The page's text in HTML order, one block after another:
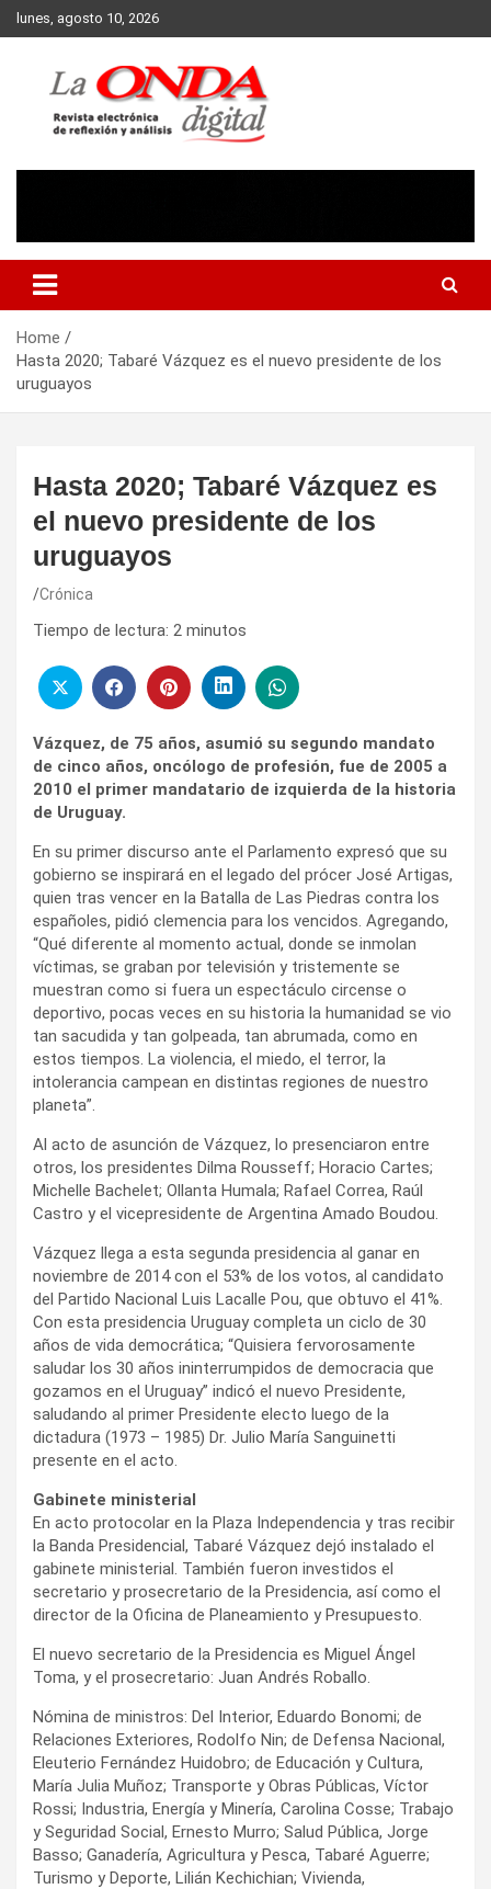
Skip
to
lunes, agosto 10, 2026
Home
Hasta 2020; Tabaré Vázquez es el nuevo presidente de los
uruguayos
Hasta 2020; Tabaré Vázquez es
el nuevo presidente de los
uruguayos
Crónica
Tiempo de lectura: 2 minutos
Vázquez, de 75 años, asumió su segundo mandato
de cinco años, oncólogo de profesión, fue de 2005 a
2010 el primer mandatario de izquierda de la historia
de Uruguay.
En su primer discurso ante el Parlamento expresó que su
gobierno se inspirará en el legado del prócer José Artigas,
quien tras vencer en la Batalla de Las Piedras contra los
españoles, pidió clemencia para los vencidos. Agregando,
“Qué diferente al momento actual, donde se inmolan
víctimas, se graban por televisión y tristemente se
muestran como si fuera un espectáculo circense o
deportivo, pocas veces en su historia la humanidad se vio
tan sacudida y tan golpeada, tan abrumada, como en
estos tiempos. La violencia, el miedo, el terror, la
intolerancia campean en distintas regiones de nuestro
planeta”.
Al acto de asunción de Vázquez, lo presenciaron entre
otros, los presidentes Dilma Rousseff; Horacio Cartes;
Michelle Bachelet; Ollanta Humala; Rafael Correa, Raúl
Castro y el vicepresidente de Argentina Amado Boudou.
Vázquez llega a esta segunda presidencia al ganar en
noviembre de 2014 con el 53% de los votos, al candidato
del Partido Nacional Luis Lacalle Pou, que obtuvo el 41%.
Con esta presidencia Uruguay completa un ciclo de 30
años de vida democrática; “Quisiera fervorosamente
saludar los 30 años ininterrumpidos de democracia que
gozamos en el Uruguay” indicó el nuevo Presidente,
saludando al primer Presidente electo luego de la
dictadura (1973 – 1985) Dr. Julio María Sanguinetti
presente en el acto.
Gabinete ministerial
En acto protocolar en la Plaza Independencia y tras recibir
la Banda Presidencial, Tabaré Vázquez dejó instalado el
gabinete ministerial. También fueron investidos el
secretario y prosecretario de la Presidencia, así como el
director de la Oficina de Planeamiento y Presupuesto.
El nuevo secretario de la Presidencia es Miguel Ángel
Toma, y el prosecretario: Juan Andrés Roballo.
Nómina de ministros: Del Interior, Eduardo Bonomi; de
Relaciones Exteriores, Rodolfo Nin; de Defensa Nacional,
Eleuterio Fernández Huidobro; de Educación y Cultura,
María Julia Muñoz; Transporte y Obras Públicas, Víctor
Rossi; Industria, Energía y Minería, Carolina Cosse; Trabajo
y Seguridad Social, Ernesto Murro; Salud Pública, Jorge
Basso; Ganadería, Agricultura y Pesca, Tabaré Aguerre;
Turismo y Deporte, Lilián Kechichian; Vivienda,